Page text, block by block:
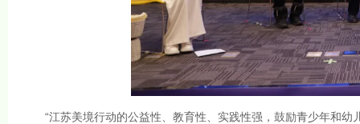
“江苏美境行动的公益性、教育性、实践性强，鼓励青少年和幼